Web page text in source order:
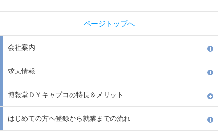
ページトップへ
会社案内
求人情報
博報堂ＤＹキャプコの特長＆メリット
はじめての方へ登録から就業までの流れ